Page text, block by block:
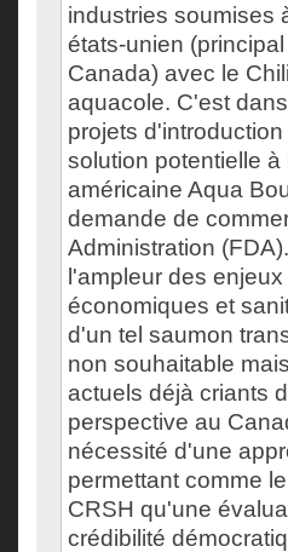
industries soumises
états-unien
Canada) avec le
aquacole. C'est
projets
solution potentielle
américaine Aqua
demande de
Administration
l'ampleur des
économiques et
d'un tel saumon
non souhaitable
actuels déjà criants
perspective au
nécessité d'une
permettant comme
CRSH qu'une
crédibilité